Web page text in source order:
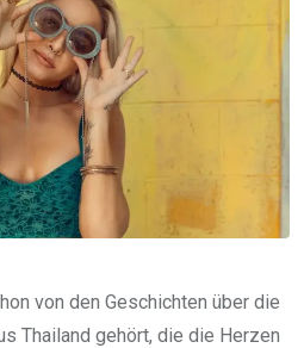
von den Geschichten über die
Thailand gehört, die die Herzen